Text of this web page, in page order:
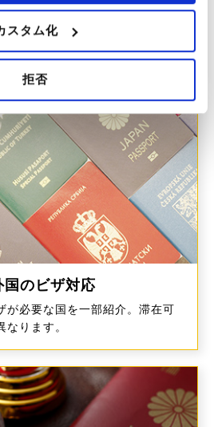
スタム化
拒否
リーパーミット
は消滅するため、再入国許可証
選べます。
国のビザ対応
が必要な国を一部紹介。滞在可
ります。